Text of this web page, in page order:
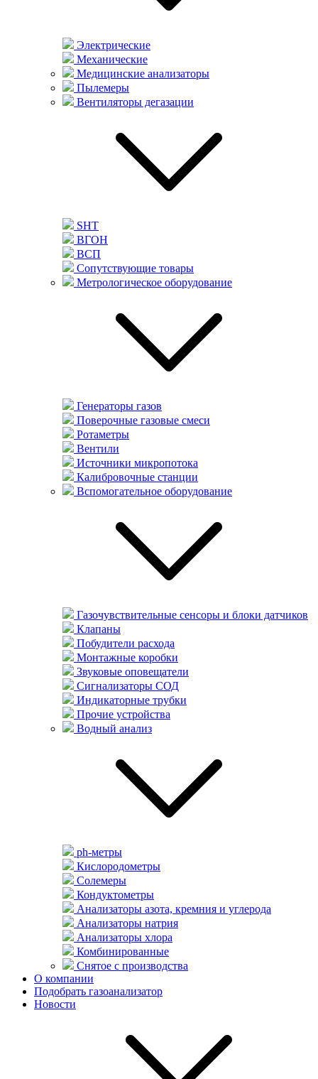
Электрические
Механические
Медицинские анализаторы
Пылемеры
Вентиляторы дегазации
SHT
ВГОН
ВСП
Сопутствующие товары
Метрологическое оборудование
Генераторы газов
Поверочные газовые смеси
Ротаметры
Вентили
Источники микропотока
Калибровочные станции
Вспомогательное оборудование
Газочувствительные сенсоры и блоки датчиков
Клапаны
Побудители расхода
Монтажные коробки
Звуковые оповещатели
Сигнализаторы СОД
Индикаторные трубки
Прочие устройства
Водный анализ
ph-метры
Кислородометры
Солемеры
Кондуктометры
Анализаторы азота, кремния и углерода
Анализаторы натрия
Анализаторы хлора
Комбинированные
Снятое с производства
О компании
Подобрать газоанализатор
Новости